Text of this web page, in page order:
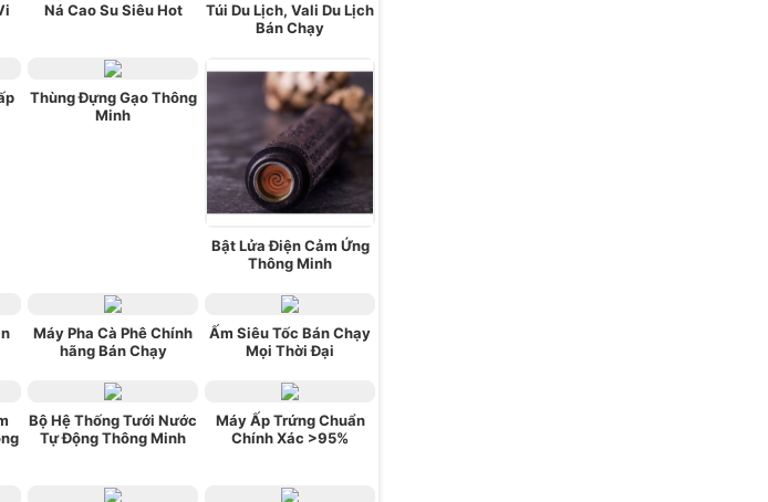
Ná Cao Su Siêu Hot
Túi Du Lịch, Vali Du Lịch
Bán Chạy
Thùng Đựng Gạo Thông
Minh
Bật Lửa Điện Cảm Ứng
Thông Minh
Máy Pha Cà Phê Chính
hãng Bán Chạy
Ấm Siêu Tốc Bán Chạy
Mọi Thời Đại
Bộ Hệ Thống Tưới Nước
Tự Động Thông Minh
Máy Ấp Trứng Chuẩn
Chính Xác >95%